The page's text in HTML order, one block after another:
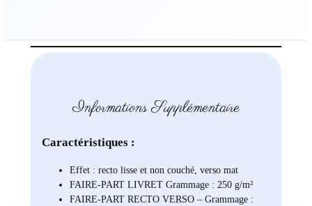
Informations Supplémentaire
Caractéristiques :
Effet : recto lisse et non couché, verso mat
FAIRE-PART LIVRET Grammage : 250 g/m²
FAIRE-PART RECTO VERSO – Grammage :